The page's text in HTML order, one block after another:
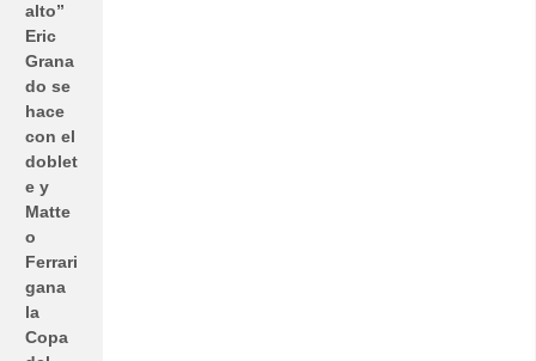
alto”
Eric
Grana
do se
hace
con el
doblet
e y
Matte
o
Ferrari
gana
la
Copa